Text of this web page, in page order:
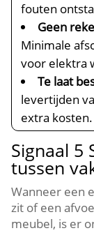
fouten
Geen
Minimale
voor elektra
Te laat
levertijden
extra kosten.​
Signaal 5
tussen
Wanneer een
zit of een
meubel, is er